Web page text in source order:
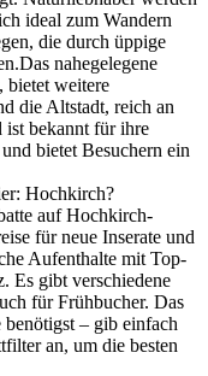
ideal zum Wandern
die durch üppige
nahegelegene
bietet weitere
die Altstadt, reich an
ist bekannt für ihre
bietet Besuchern ein
Hochkirch?
auf Hochkirch-
für neue Inserate und
Aufenthalte mit Top-
Es gibt verschiedene
für Frühbucher. Das
benötigst – gib einfach
an, um die besten